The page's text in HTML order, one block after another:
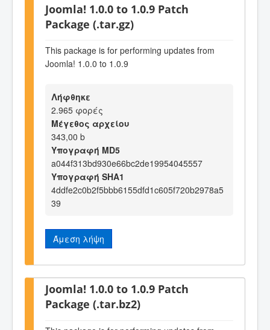
Joomla! 1.0.0 to 1.0.9 Patch
Package (.tar.gz)
This package is for performing updates from
Joomla! 1.0.0 to 1.0.9
Λήφθηκε
2.965 φορές
Μέγεθος αρχείου
343,00 b
Υπογραφή MD5
a044f313bd930e66bc2de19954045557
Υπογραφή SHA1
4ddfe2c0b2f5bbb6155dfd1c605f720b2978a5
39
Άμεση λήψη
Joomla! 1.0.0 to 1.0.9 Patch
Package (.tar.bz2)